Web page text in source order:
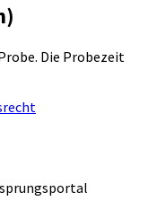
Die Probezeit